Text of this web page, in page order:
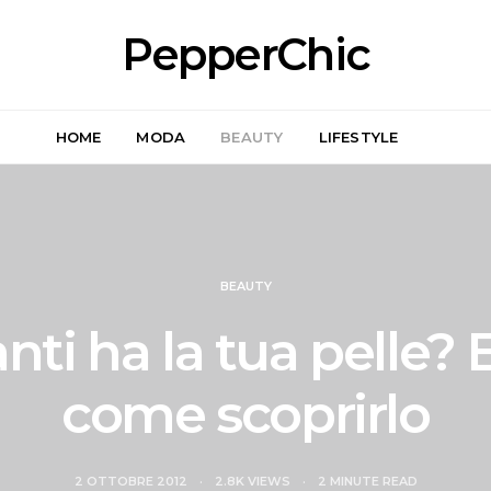
PepperChic
HOME MODA BEAUTY LIFESTYLE
BEAUTY
ha la tua pelle?
come scoprirlo
2 OTTOBRE 2012 2.8K VIEWS 2 MINUTE READ